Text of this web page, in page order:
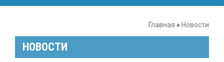
Главная » Новости
НОВОСТИ